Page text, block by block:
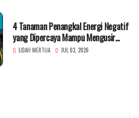
4 Tanaman Penangkal Energi Negatif
yang Dipercaya Mampu Mengusir
Gangguan Gaib
LIDAH MERTUA JUL 03, 2026